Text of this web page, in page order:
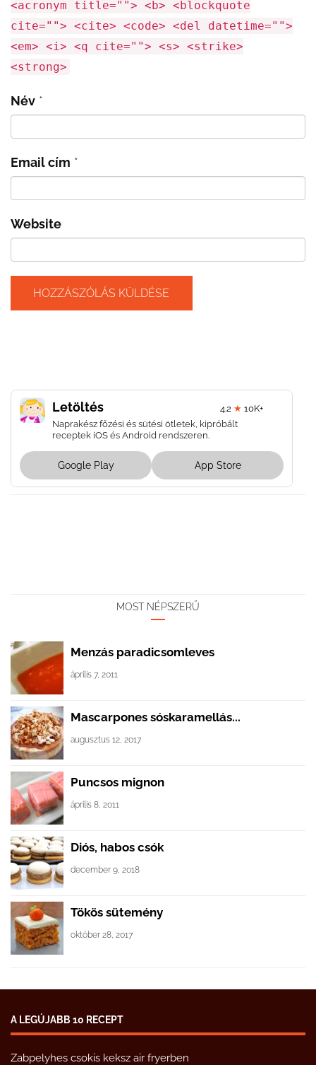
<acronym title=""> <b> <blockquote
cite=""> <cite> <code> <del datetime="">
<em> <i> <q cite=""> <s> <strike>
<strong>
Név *
Email cím *
Website
Letöltés 4.2 ★ 10K+
Naprakész főzési és sütési ötletek, kipróbált
receptek iOS és Android rendszeren.
Google Play App Store
MOST NÉPSZERŰ
Menzás paradicsomleves
április 7, 2011
Mascarpones sóskaramellás...
augusztus 12, 2017
Puncsos mignon
április 8, 2011
Diós, habos csók
december 9, 2018
Tökös sütemény
október 28, 2017
A LEGÚJABB 10 RECEPT
Zabpelyhes csokis keksz air fryerben